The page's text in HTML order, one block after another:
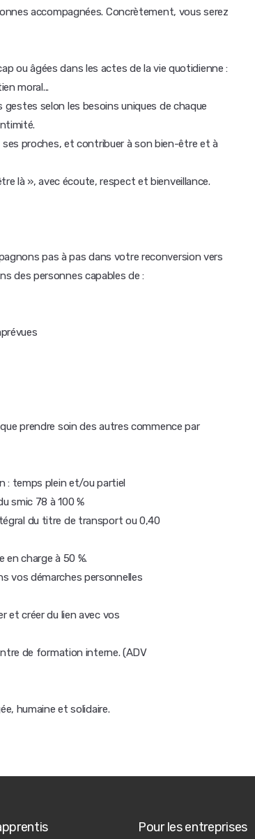
accompagnées. Concrètement, vous serez
ou âgées dans les actes de la vie quotidienne :
moral...
selon les besoins uniques de chaque
proches, et contribuer à son bien-être et à
là », avec écoute, respect et bienveillance.
pas à pas dans votre reconversion vers
des personnes capables de :
prendre soin des autres commence par
: temps plein et/ou partiel
smic 78 à 100 %
du titre de transport ou 0,40
en charge à 50 %.
vos démarches personnelles
et créer du lien avec vos
de formation interne. (ADV
humaine et solidaire.
Pour les entreprises